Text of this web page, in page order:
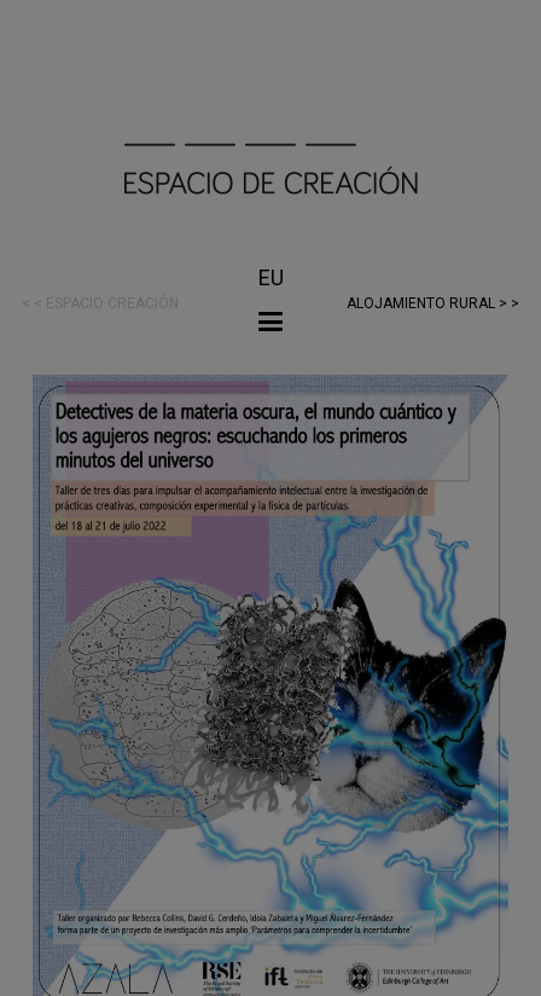
< < ESPACIO CREACIÓN
EU
ALOJAMIENTO RURAL > >